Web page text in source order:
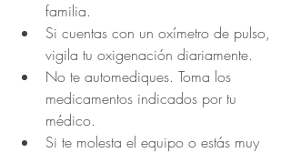
familia.
Si cuentas con un oxímetro de pulso,
vigila tu oxigenación diariamente.
No te automediques. Toma los
medicamentos indicados por tu
médico.
Si te molesta el equipo o estás muy